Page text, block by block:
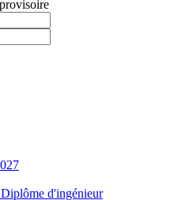
d'ingénieur